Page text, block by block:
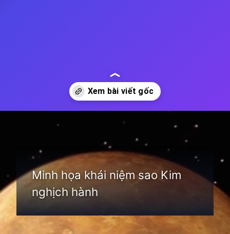
Đang mở
Minh họa khái niệm sao Kim
nghịch hành